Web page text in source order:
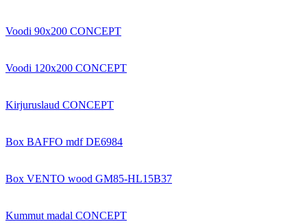
Voodi 90x200 CONCEPT
Voodi 120x200 CONCEPT
Kirjuruslaud CONCEPT
Box BAFFO mdf DE6984
Box VENTO wood GM85-HL15B37
Kummut madal CONCEPT